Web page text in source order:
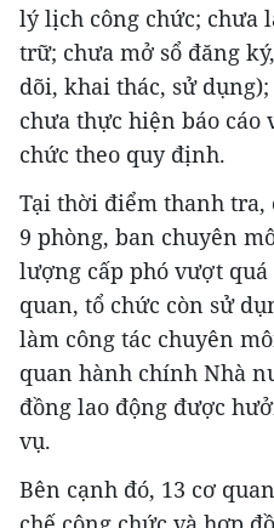
lý lịch công chức; chưa
trữ; chưa mở sổ đăng
dõi, khai thác, sử
chưa thực hiện báo cáo
chức theo quy định.
Tại thời điểm thanh tra,
9 phòng, ban chuyên
lượng cấp phó vượt
quan, tổ chức còn sử
làm công tác chuyên
quan hành chính Nhà
đồng lao động được
vụ.
Bên cạnh đó, 13 cơ